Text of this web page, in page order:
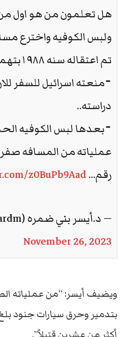
هل تعلمون من هو اول من
ولبس الكوفيه واخترع
تم اعتقاله سنه ١٩٨٨بتهمه رمي الحجاره
⁃منعته اسرائيل للسفر
دراسته..
⁃بعدها لبس الكوفيه
عملياته من المسافه
رقم…z0BuPb9Aad
— د.أيسر بني ضمره Ayser (@aysardm)
November 26, 2023
ويضيف أيسر: “من عملياته
بتدمير وحرق سيارات جنود